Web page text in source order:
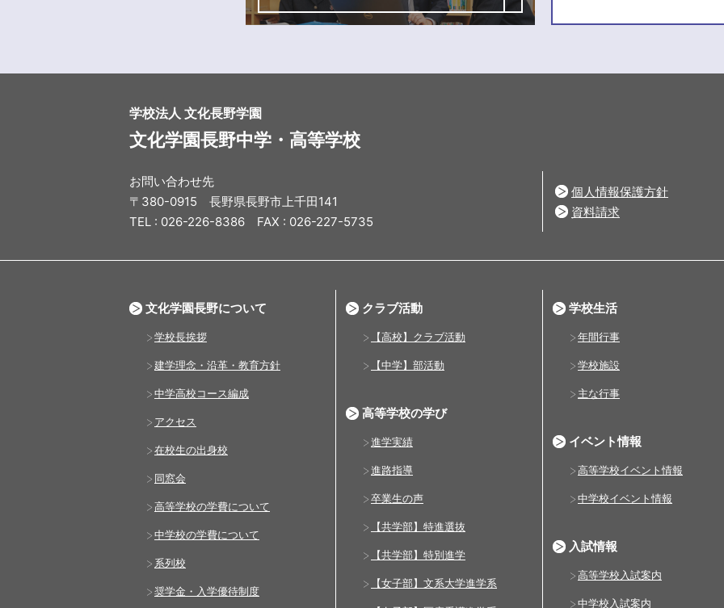
学校法人 文化長野学園
文化学園長野中学・高等学校
お問い合わせ先
〒380-0915 長野県長野市上千田141
TEL : 026-226-8386 FAX : 026-227-5735
個人情報保護方針
資料請求
文化学園長野について
学校長挨拶
建学理念・沿革・教育方針
中学高校コース編成
アクセス
在校生の出身校
同窓会
高等学校の学費について
中学校の学費について
系列校
奨学金・入学優待制度
クラブ活動
【高校】クラブ活動
【中学】部活動
高等学校の学び
進学実績
進路指導
卒業生の声
【共学部】特進選抜
【共学部】特別進学
【女子部】文系大学進学系
学校生活
年間行事
学校施設
主な行事
イベント情報
高等学校イベント情報
中学校イベント情報
入試情報
高等学校入試案内
中学校入試案内